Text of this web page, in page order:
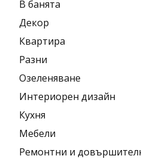
В банята
Декор
Квартира
Разни
Озеленяване
Интериорен дизайн
Кухня
Мебели
Ремонтни и